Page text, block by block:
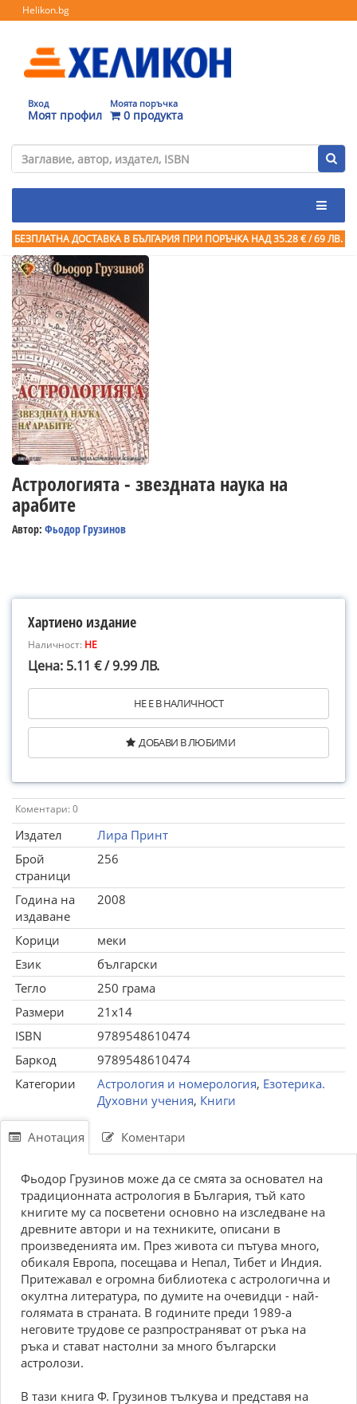
Helikon.bg
Вход
Моят профил
Моята поръчка
0 продукта
БЕЗПЛАТНА ДОСТАВКА В БЪЛГАРИЯ ПРИ ПОРЪЧКА НАД 35.28 € / 69 ЛВ.
Астрологията - звездната наука на
арабите
Автор: Фьодор Грузинов
Хартиено издание
Наличност: НЕ
Цена: 5.11 € / 9.99 ЛВ.
НЕ Е В НАЛИЧНОСТ
ДОБАВИ В ЛЮБИМИ
Коментари: 0
Издател
Лира Принт
Брой
страници
256
Година на
издаване
2008
Корици
меки
Език
български
Тегло
250 грама
Размери
21x14
ISBN
9789548610474
Баркод
9789548610474
Категории
Астрология и номерология, Езотерика.
Духовни учения, Книги
Анотация Коментари
Фьодор Грузинов може да се смята за основател на
традиционната астрология в България, тъй като
книгите му са посветени основно на изследване на
древните автори и на техниките, описани в
произведенията им. През живота си пътува много,
обикаля Европа, посещава и Непал, Тибет и Индия.
Притежавал е огромна библиотека с астрологична и
окултна литература, по думите на очевидци - най-
голямата в страната. В годините преди 1989-а
неговите трудове се разпространяват от ръка на
ръка и стават настолни за много български
астролози.
В тази книга Ф. Грузинов тълкува и представя на